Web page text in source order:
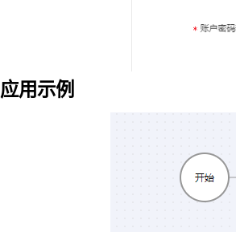
应用示例